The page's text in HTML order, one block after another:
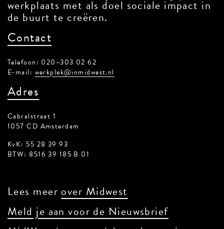
werkplaats met als doel sociale impact in
de buurt te creëren.
Contact
Telefoon: 020–303 02 62
E-mail: werkplek@inmidwest.nl
Adres
Cabralstraat 1
1057 CD Amsterdam
KvK: 55 28 39 93
BTW: 8516 39 185 B 01
Lees meer over Midwest
Meld je aan voor de Nieuwsbrief